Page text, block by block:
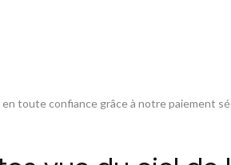
toute confiance grâce à notre paiement